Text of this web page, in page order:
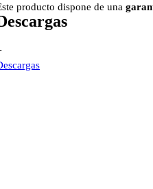
producto dispone de una